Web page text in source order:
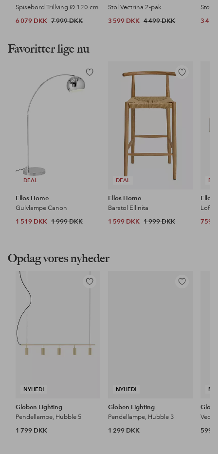
Spisebord Trillving Ø 120 cm
6 079 DKK 7 999 DKK
Stol Vectrina 2-pak
3 599 DKK 4 499 DKK
Stol
3
Favoritter lige nu
DEAL
Tilføj
til
Ellos Home
Gulvlampe Canon
1 519 DKK 1 999 DKK
DEAL
Tilføj
Ellos Home
Barstol Ellinita
1 599 DKK 1 999 DKK
Ellos
759
Opdag vores nyheder
NYHED!
Tilføj
Globen Lighting
Pendellampe, Hubble 5
1 799 DKK
NYHED!
Tilføj
Globen Lighting
Pendellampe, Hubble 3
1 299 DKK
599